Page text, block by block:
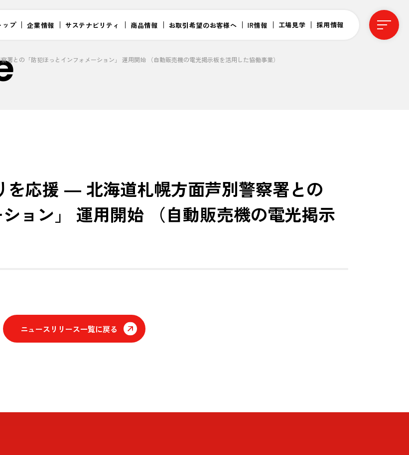
ップ 企業情報 サステナビリティ 商品情報 お取引希望のお客様へ IR情報 工場見学 採用情報
との「防犯ほっとインフォメーション」 運用開始 （自動販売機の電光掲示板を活用した協働事業）
応援 ― 北海道札幌方面芦別警察署との
ション」 運用開始 （自動販売機の電光掲示
ニュースリリース一覧に戻る